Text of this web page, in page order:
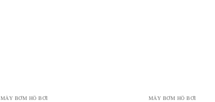
MÁY BƠM HỒ BƠI MÁY BƠM HỒ BƠI